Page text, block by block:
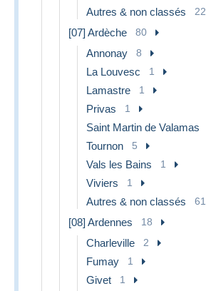
Autres & non classés 22
[07] Ardèche 80
Annonay 8
La Louvesc 1
Lamastre 1
Privas 1
Saint Martin de Valamas
Tournon 5
Vals les Bains 1
Viviers 1
Autres & non classés 61
[08] Ardennes 18
Charleville 2
Fumay 1
Givet 1